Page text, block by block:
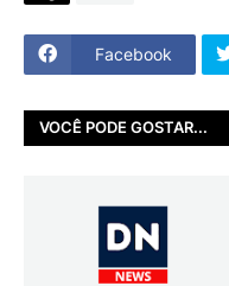
Facebook
VOCÊ PODE GOSTAR...